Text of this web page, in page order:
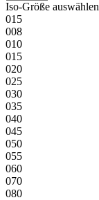
Iso-Größe auswählen
015
008
010
015
020
025
030
035
040
045
050
055
060
070
080